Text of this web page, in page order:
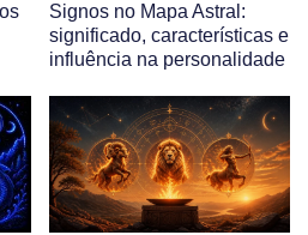
Signos no Mapa Astral:
significado, características e
influência na personalidade